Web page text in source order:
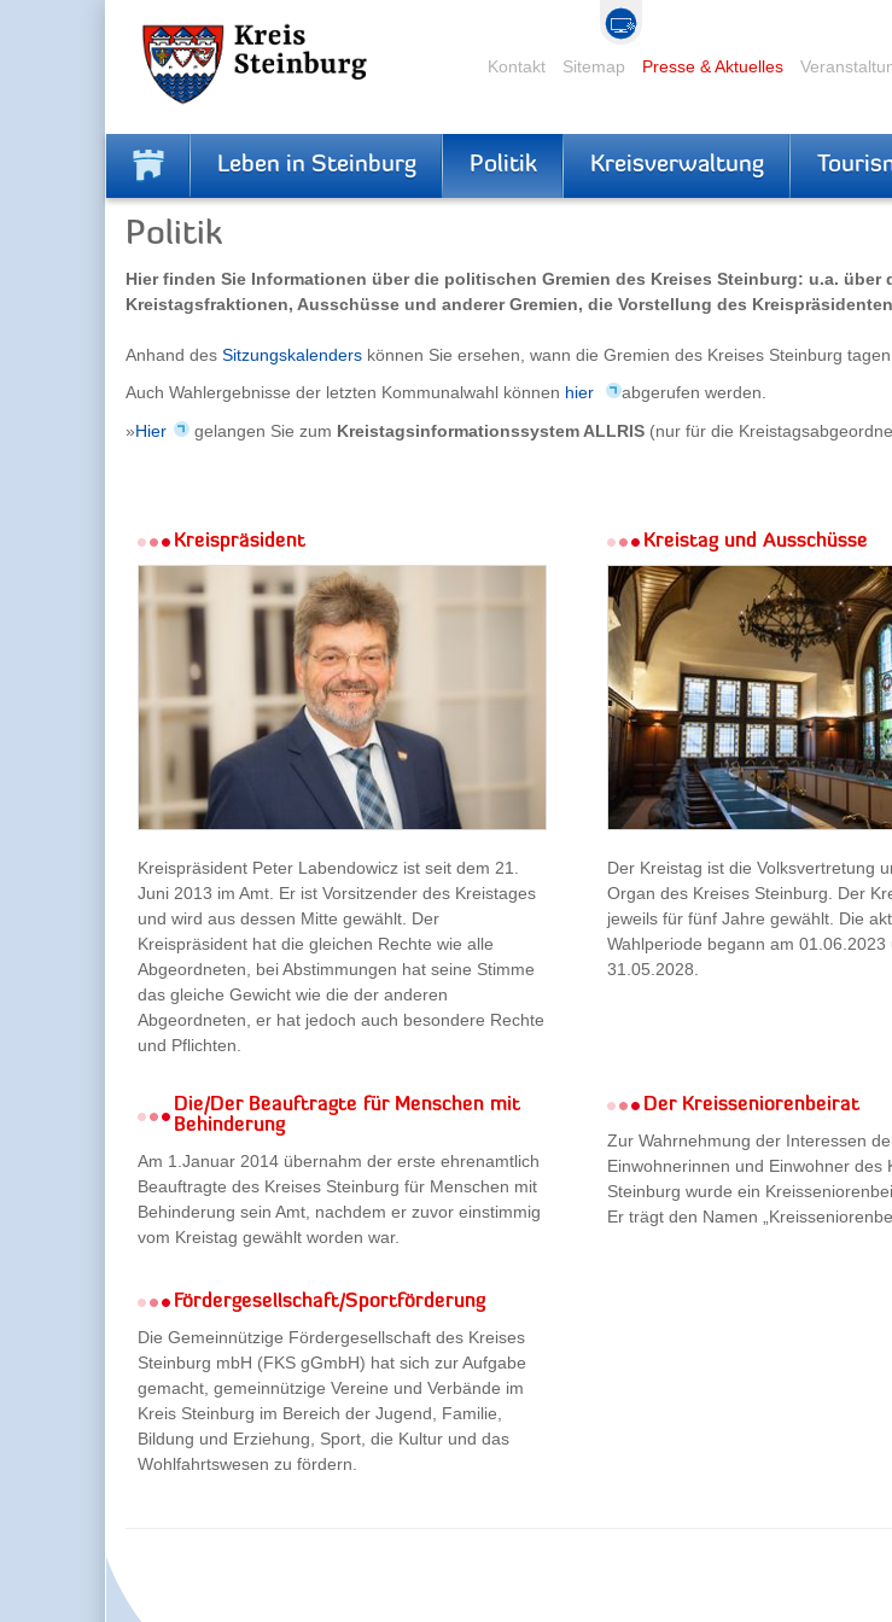
Kontakt Sitemap Presse & Aktuelles
Leben in Steinburg Politik Kreisverwaltung
Politik
Hier finden Sie Informationen über die politischen Gremien des Kreises Steinburg: u.a.
Kreistagsfraktionen, Ausschüsse und anderer Gremien, die Vorstellung des
Anhand des Sitzungskalenders können Sie ersehen, wann die Gremien des Kreises Steinburg tagen.
Auch Wahlergebnisse der letzten Kommunalwahl können hier
abgerufen werden.
»Hier gelangen Sie zum Kreistagsinformationssystem ALLRIS (nur für die
Kreispräsident
Kreispräsident Peter Labendowicz ist seit dem 21.
Juni 2013 im Amt. Er ist Vorsitzender des Kreistages
und wird aus dessen Mitte gewählt. Der
Kreispräsident hat die gleichen Rechte wie alle
Abgeordneten, bei Abstimmungen hat seine Stimme
das gleiche Gewicht wie die der anderen
Abgeordneten, er hat jedoch auch besondere Rechte
und Pflichten.
Kreistag und Ausschüsse
Der Kreistag ist die Volksvertretung
Organ des Kreises Steinburg. Der
jeweils für fünf Jahre gewählt. Die
Wahlperiode begann am 01.06.2023
31.05.2028.
Die/Der Beauftragte für Menschen mit
Behinderung
Am 1.Januar 2014 übernahm der erste ehrenamtlich
Beauftragte des Kreises Steinburg für Menschen mit
Behinderung sein Amt, nachdem er zuvor einstimmig
vom Kreistag gewählt worden war.
Der Kreisseniorenbeirat
Zur Wahrnehmung der Interessen
Einwohnerinnen und Einwohner des
Steinburg wurde ein
Er trägt den Namen
Fördergesellschaft/Sportförderung
Die Gemeinnützige Fördergesellschaft des Kreises
Steinburg mbH (FKS gGmbH) hat sich zur Aufgabe
gemacht, gemeinnützige Vereine und Verbände im
Kreis Steinburg im Bereich der Jugend, Familie,
Bildung und Erziehung, Sport, die Kultur und das
Wohlfahrtswesen zu fördern.